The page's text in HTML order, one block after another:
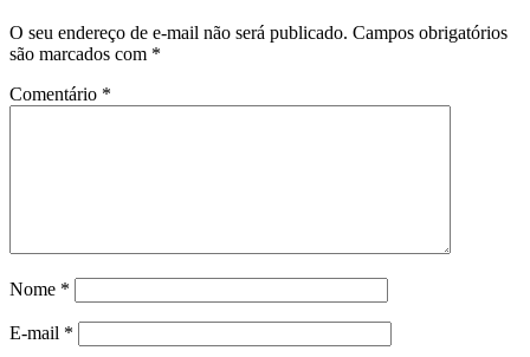
O seu endereço de e-mail não será publicado. Campos obrigatórios
são marcados com *
Comentário *
Nome *
E-mail *